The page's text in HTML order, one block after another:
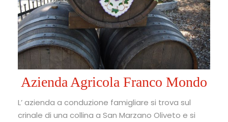
Azienda Agricola Franco Mondo
L’ azienda a conduzione famigliare si trova sul
crinale di una collina a San Marzano Oliveto e si